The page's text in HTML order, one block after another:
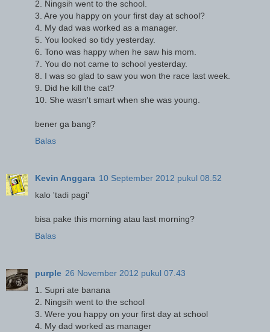
2. Ningsih went to the school.
3. Are you happy on your first day at school?
4. My dad was worked as a manager.
5. You looked so tidy yesterday.
6. Tono was happy when he saw his mom.
7. You do not came to school yesterday.
8. I was so glad to saw you won the race last week.
9. Did he kill the cat?
10. She wasn't smart when she was young.
bener ga bang?
Balas
Kevin Anggara 10 September 2012 pukul 08.52
kalo 'tadi pagi'
bisa pake this morning atau last morning?
Balas
purple 26 November 2012 pukul 07.43
1. Supri ate banana
2. Ningsih went to the school
3. Were you happy on your first day at school
4. My dad worked as manager